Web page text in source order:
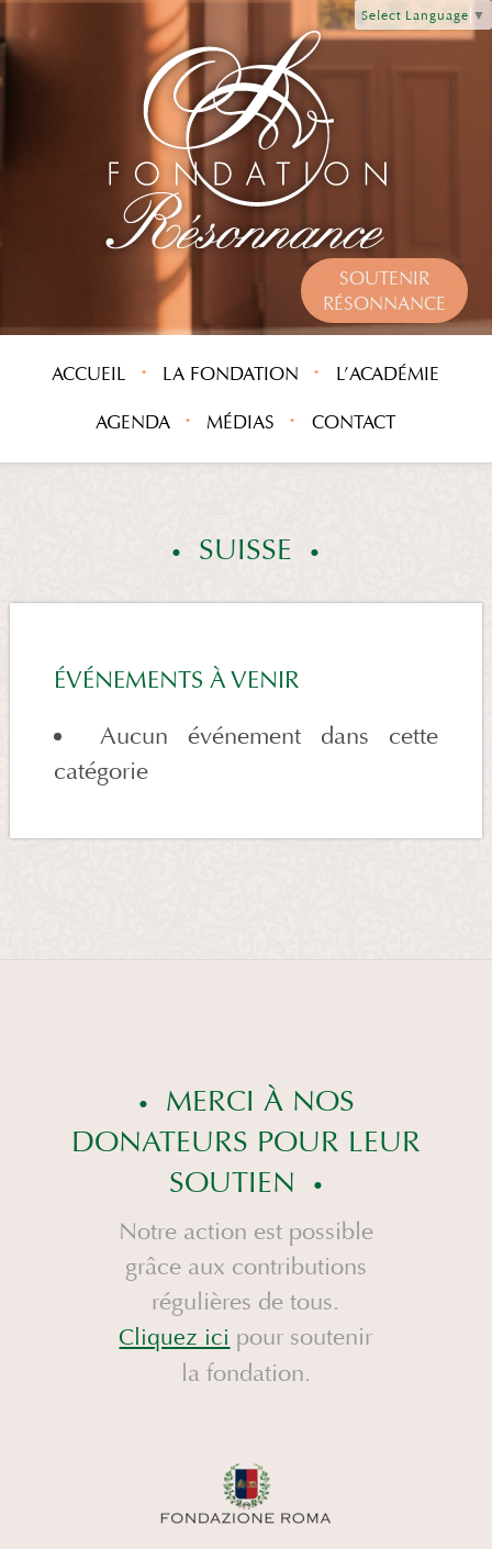
Select Language ▼
SOUTENIR
RÉSONNANCE
ACCUEIL LA FONDATION L’ACADÉMIE
AGENDA MÉDIAS CONTACT
SUISSE
ÉVÉNEMENTS À VENIR
Aucun événement dans cette
catégorie
MERCI À NOS
DONATEURS POUR LEUR
SOUTIEN
Notre action est possible
grâce aux contributions
régulières de tous.
Cliquez ici pour soutenir
la fondation.